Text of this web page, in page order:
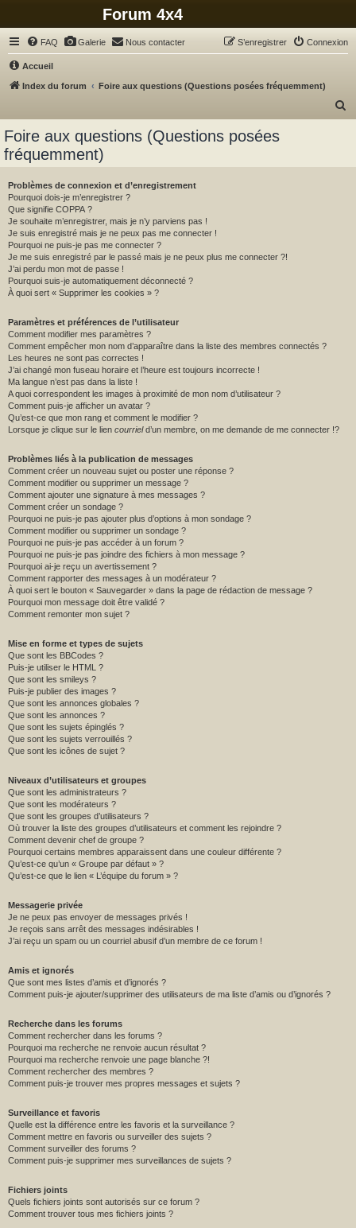
Forum 4x4
FAQ Galerie Nous contacter Connexion
S’enregistrer
Accueil
Index du forum
Foire aux questions (Questions posées fréquemment)
Foire aux questions (Questions posées
fréquemment)
Problèmes de connexion et d’enregistrement
Pourquoi dois-je m’enregistrer ?
Que signifie COPPA ?
Je souhaite m’enregistrer, mais je n’y parviens pas !
Je suis enregistré mais je ne peux pas me connecter !
Pourquoi ne puis-je pas me connecter ?
Je me suis enregistré par le passé mais je ne peux plus me connecter ?!
J’ai perdu mon mot de passe !
Pourquoi suis-je automatiquement déconnecté ?
À quoi sert « Supprimer les cookies » ?
Paramètres et préférences de l’utilisateur
Comment modifier mes paramètres ?
Comment empêcher mon nom d’apparaître dans la liste des membres connectés ?
Les heures ne sont pas correctes !
J’ai changé mon fuseau horaire et l’heure est toujours incorrecte !
Ma langue n’est pas dans la liste !
A quoi correspondent les images à proximité de mon nom d’utilisateur ?
Comment puis-je afficher un avatar ?
Qu’est-ce que mon rang et comment le modifier ?
Lorsque je clique sur le lien courrield’un membre, on me demande de me connecter !?
Problèmes liés à la publication de messages
Comment créer un nouveau sujet ou poster une réponse ?
Comment modifier ou supprimer un message ?
Comment ajouter une signature à mes messages ?
Comment créer un sondage ?
Pourquoi ne puis-je pas ajouter plus d’options à mon sondage ?
Comment modifier ou supprimer un sondage ?
Pourquoi ne puis-je pas accéder à un forum ?
Pourquoi ne puis-je pas joindre des fichiers à mon message ?
Pourquoi ai-je reçu un avertissement ?
Comment rapporter des messages à un modérateur ?
À quoi sert le bouton « Sauvegarder » dans la page de rédaction de message ?
Pourquoi mon message doit être validé ?
Comment remonter mon sujet ?
Mise en forme et types de sujets
Que sont les BBCodes ?
Puis-je utiliser le HTML ?
Que sont les smileys ?
Puis-je publier des images ?
Que sont les annonces globales ?
Que sont les annonces ?
Que sont les sujets épinglés ?
Que sont les sujets verrouillés ?
Que sont les icônes de sujet ?
Niveaux d’utilisateurs et groupes
Que sont les administrateurs ?
Que sont les modérateurs ?
Que sont les groupes d’utilisateurs ?
Où trouver la liste des groupes d’utilisateurs et comment les rejoindre ?
Comment devenir chef de groupe ?
Pourquoi certains membres apparaissent dans une couleur différente ?
Qu’est-ce qu’un « Groupe par défaut » ?
Qu’est-ce que le lien « L’équipe du forum » ?
Messagerie privée
Je ne peux pas envoyer de messages privés !
Je reçois sans arrêt des messages indésirables !
J’ai reçu un spam ou un courriel abusif d’un membre de ce forum !
Amis et ignorés
Que sont mes listes d’amis et d’ignorés ?
Comment puis-je ajouter/supprimer des utilisateurs de ma liste d’amis ou d’ignorés ?
Recherche dans les forums
Comment rechercher dans les forums ?
Pourquoi ma recherche ne renvoie aucun résultat ?
Pourquoi ma recherche renvoie une page blanche ?!
Comment rechercher des membres ?
Comment puis-je trouver mes propres messages et sujets ?
Surveillance et favoris
Quelle est la différence entre les favoris et la surveillance ?
Comment mettre en favoris ou surveiller des sujets ?
Comment surveiller des forums ?
Comment puis-je supprimer mes surveillances de sujets ?
Fichiers joints
Quels fichiers joints sont autorisés sur ce forum ?
Comment trouver tous mes fichiers joints ?